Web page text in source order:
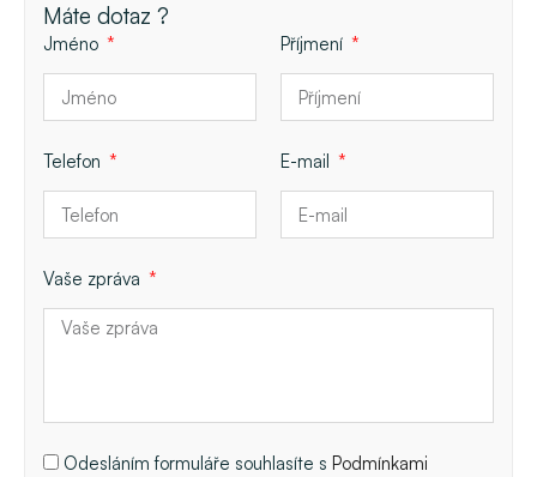
Máte dotaz ?
Jméno Příjmení
Telefon E-mail
Vaše zpráva
Odesláním formuláře souhlasíte s Podmínkami